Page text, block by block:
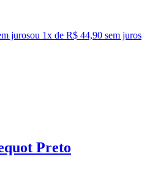
jurosou 1x de R$ 44,90 sem juros
Preto